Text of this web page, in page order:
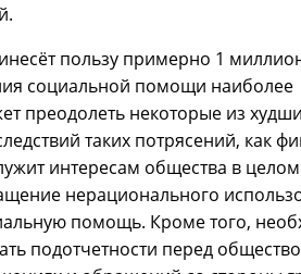
пользу примерно 1
социальной помощи наиболее
некоторые из
таких потрясений, как
интересам общества в
нерационального
помощь. Кроме того,
подотчетности перед